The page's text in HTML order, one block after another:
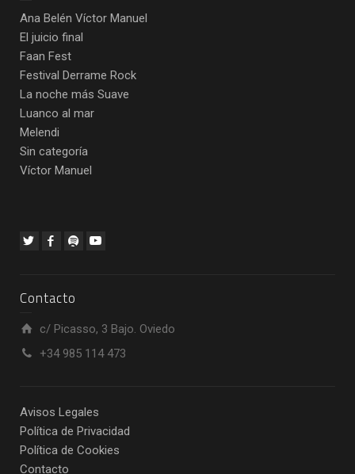
Ana Belén Víctor Manuel
El juicio final
Faan Fest
Festival Derrame Rock
La noche más Suave
Luanco al mar
Melendi
Sin categoría
Víctor Manuel
Contacto
c/ Picasso, 3 Bajo. Oviedo
+34 985 114 473
Avisos Legales
Política de Privacidad
Política de Cookies
Contacto